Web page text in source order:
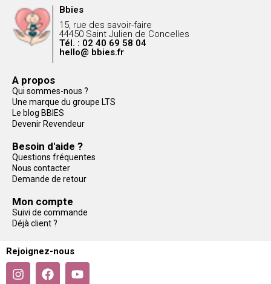
Bbies
15, rue des savoir-faire
44450 Saint Julien de Concelles
Tél. : 02 40 69 58 04
hello@ bbies.fr
A propos
Qui sommes-nous ?
Une marque du groupe LTS
Le blog BBIES
Devenir Revendeur
Besoin d'aide ?
Questions fréquentes
Nous contacter
Demande de retour
Mon compte
Suivi de commande
Déjà client ?
Rejoignez-nous